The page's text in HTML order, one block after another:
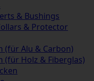
& Bushings
& Protector
(für Alu & Carbon)
(für Holz & Fiberglas)